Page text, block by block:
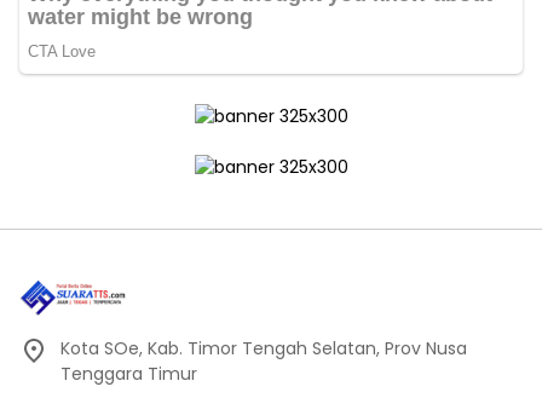
Kota SOe, Kab. Timor Tengah Selatan, Prov Nusa
Tenggara Timur